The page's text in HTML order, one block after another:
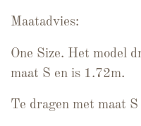
Maatadvies:
One Size. Het model
maat S en is 1.72m.
Te dragen met maat